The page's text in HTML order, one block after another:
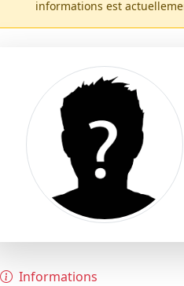
informations est
Informations